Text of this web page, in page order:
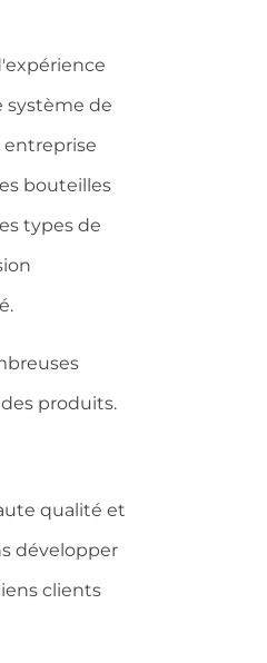
système de
entreprise
bouteilles
types de
produits.
qualité et
développer
clients